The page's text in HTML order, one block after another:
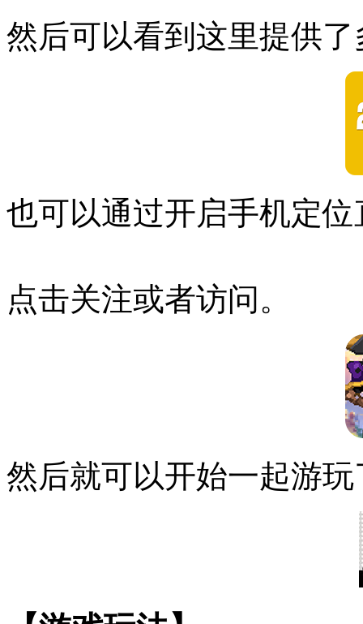
然后可以看到这里提供
也可以通过开启手机定
点击关注或者访问。
然后就可以开始一起游玩